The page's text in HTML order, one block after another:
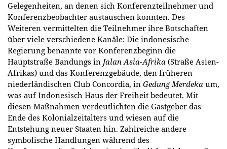
Gelegenheiten, an denen sich Konferenzteilnehmer und
Konferenzbeobachter austauschen konnten. Des
Weiteren vermittelten die Teilnehmer ihre Botschaften
über viele verschiedene Kanäle: Die indonesische
Regierung benannte vor Konferenzbeginn die
Hauptstraße Bandungs in Jalan Asia-Afrika (Straße Asien-
Afrikas) und das Konferenzgebäude, den früheren
niederländischen Club Concordia, in Gedung Merdeka um,
was auf Indonesisch Haus der Freiheit bedeutet. Mit
diesen Maßnahmen verdeutlichten die Gastgeber das
Ende des Kolonialzeitalters und wiesen auf die
Entstehung neuer Staaten hin. Zahlreiche andere
symbolische Handlungen während des